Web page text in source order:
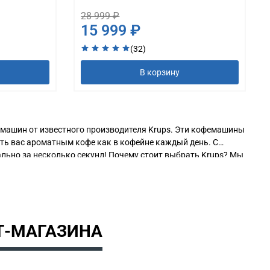
28 999 ₽
15 999 ₽
(32)
В корзину
от известного производителя Krups. Эти кофемашины
вас ароматным кофе как в кофейне каждый день. С
за несколько секунд! Почему стоит выбрать Krups? Мы
товар в удобном для вас пункте выдачи. А
времени и средств. Выбирайте Krups – качество,
МАГАЗИНА